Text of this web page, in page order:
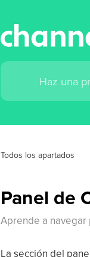
Todos los apartados
Panel de
Aprende a navegar
La sección del